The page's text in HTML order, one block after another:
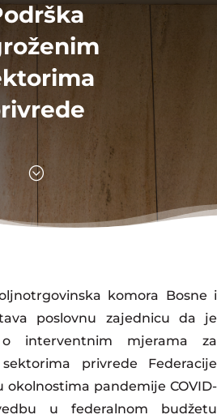
;
komora Bosne i
poslovnu zajednicu da je
interventnim mjerama za
privrede Federacije
okolnostima pandemije COVID-
u federalnom budžetu